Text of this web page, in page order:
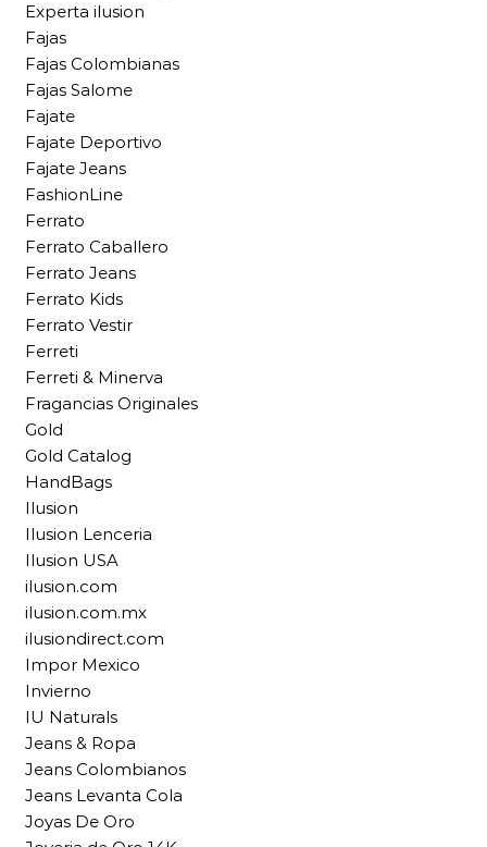
Experta ilusion
Fajas
Fajas Colombianas
Fajas Salome
Fajate
Fajate Deportivo
Fajate Jeans
FashionLine
Ferrato
Ferrato Caballero
Ferrato Jeans
Ferrato Kids
Ferrato Vestir
Ferreti
Ferreti & Minerva
Fragancias Originales
Gold
Gold Catalog
HandBags
Ilusion
Ilusion Lenceria
Ilusion USA
ilusion.com
ilusion.com.mx
ilusiondirect.com
Impor Mexico
Invierno
IU Naturals
Jeans & Ropa
Jeans Colombianos
Jeans Levanta Cola
Joyas De Oro